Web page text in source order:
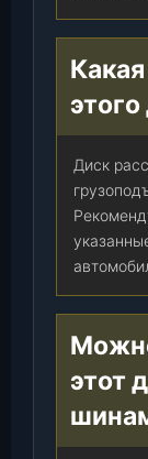
ш
Диск
этот